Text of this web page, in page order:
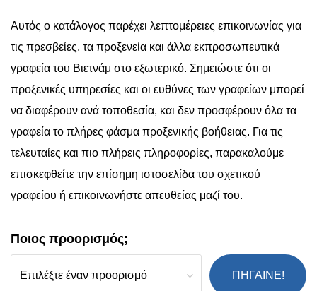
Αυτός ο κατάλογος παρέχει λεπτομέρειες επικοινωνίας για
τις πρεσβείες, τα προξενεία και άλλα εκπροσωπευτικά
γραφεία του Βιετνάμ στο εξωτερικό. Σημειώστε ότι οι
προξενικές υπηρεσίες και οι ευθύνες των γραφείων μπορεί
να διαφέρουν ανά τοποθεσία, και δεν προσφέρουν όλα τα
γραφεία το πλήρες φάσμα προξενικής βοήθειας. Για τις
τελευταίες και πιο πλήρεις πληροφορίες, παρακαλούμε
επισκεφθείτε την επίσημη ιστοσελίδα του σχετικού
γραφείου ή επικοινωνήστε απευθείας μαζί του.
Ποιος προορισμός;
ΠΗΓΑΙΝΕ!